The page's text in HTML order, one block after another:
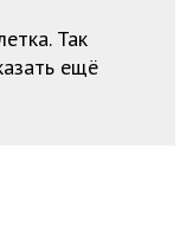
Так
ещё